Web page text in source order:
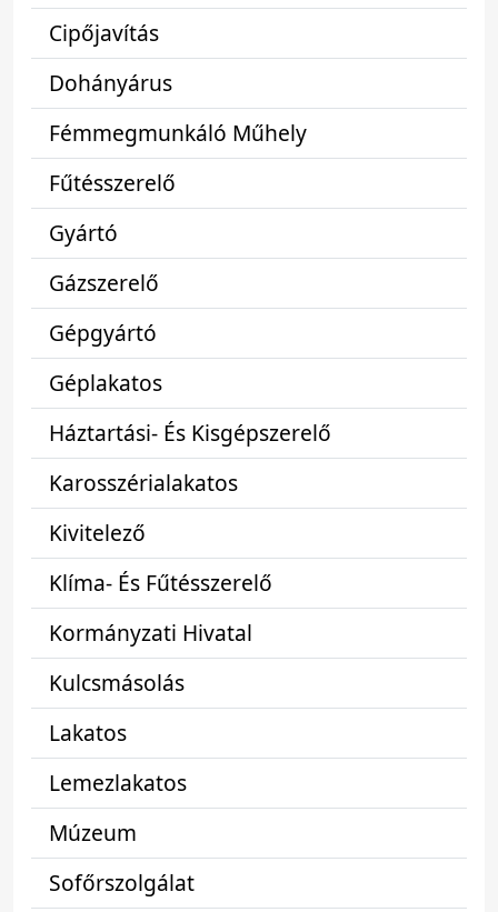
Cipőjavítás
Dohányárus
Fémmegmunkáló Műhely
Fűtésszerelő
Gyártó
Gázszerelő
Gépgyártó
Géplakatos
Háztartási- És Kisgépszerelő
Karosszérialakatos
Kivitelező
Klíma- És Fűtésszerelő
Kormányzati Hivatal
Kulcsmásolás
Lakatos
Lemezlakatos
Múzeum
Sofőrszolgálat